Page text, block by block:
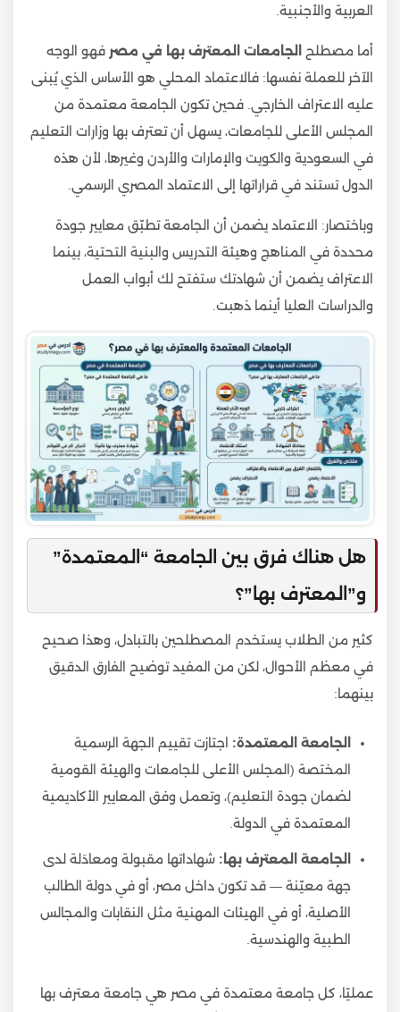
العربية والأجنبية.
أما مصطلح الجامعات المعترف بها في مصر فهو الوجه
الآخر للعملة نفسها: فالاعتماد المحلي هو الأساس الذي يُبنى
عليه الاعتراف الخارجي. فحين تكون الجامعة معتمدة من
المجلس الأعلى للجامعات، يسهل أن تعترف بها وزارات التعليم
في السعودية والكويت والإمارات والأردن وغيرها، لأن هذه
الدول تستند في قراراتها إلى الاعتماد المصري الرسمي.
وباختصار: الاعتماد يضمن أن الجامعة تطبّق معايير جودة
محددة في المناهج وهيئة التدريس والبنية التحتية، بينما
الاعتراف يضمن أن شهادتك ستفتح لك أبواب العمل
والدراسات العليا أينما ذهبت.
هل هناك فرق بين الجامعة “المعتمدة”
و”المعترف بها”؟
كثير من الطلاب يستخدم المصطلحين بالتبادل، وهذا صحيح
في معظم الأحوال، لكن من المفيد توضيح الفارق الدقيق
بينهما:
الجامعة المعتمدة: اجتازت تقييم الجهة الرسمية
المختصة (المجلس الأعلى للجامعات والهيئة القومية
لضمان جودة التعليم)، وتعمل وفق المعايير الأكاديمية
المعتمدة في الدولة.
الجامعة المعترف بها: شهاداتها مقبولة ومعادَلة لدى
جهة معيّنة — قد تكون داخل مصر، أو في دولة الطالب
الأصلية، أو في الهيئات المهنية مثل النقابات والمجالس
الطبية والهندسية.
عمليًا، كل جامعة معتمدة في مصر هي جامعة معترف بها